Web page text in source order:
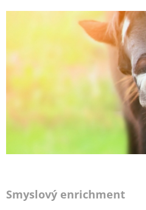
Smyslový enrichment